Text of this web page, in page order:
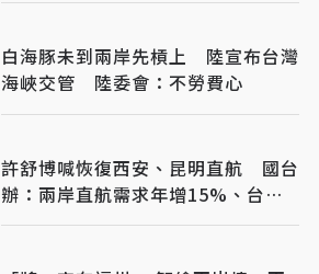
白海豚未到兩岸先槓上 陸宣布台灣
海峽交管 陸委會：不勞費心
許舒博喊恢復西安、昆明直航 國台
辦：兩岸直航需求年增15%、台灣
應盡速取消限制